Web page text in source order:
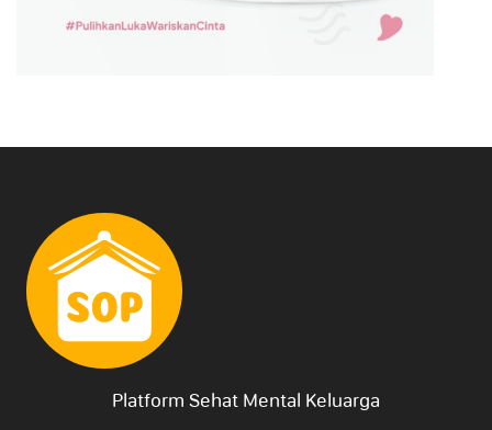
Platform Sehat Mental Keluarga